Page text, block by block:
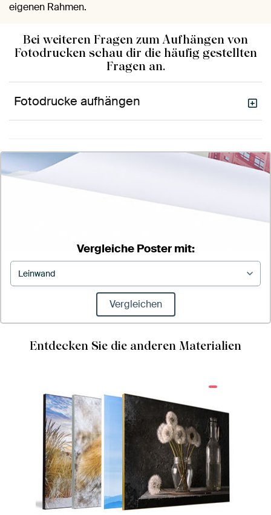
eigenen Rahmen.
Bei weiteren Fragen zum Aufhängen von
Fotodrucken schau dir die häufig gestellten
Fragen an.
Fotodrucke aufhängen
Vergleiche Poster mit:
Vergleichen
Entdecken Sie die anderen Materialien